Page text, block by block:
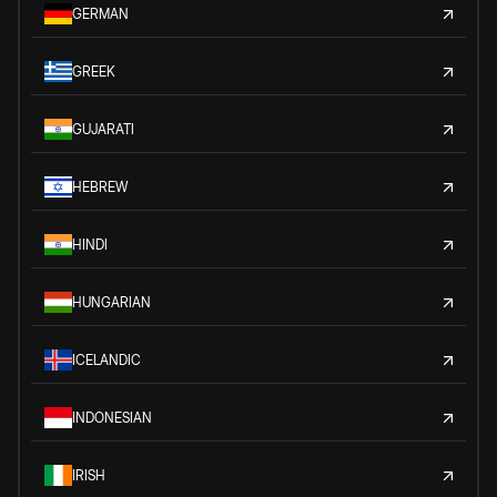
GERMAN
GREEK
GUJARATI
HEBREW
HINDI
HUNGARIAN
ICELANDIC
INDONESIAN
IRISH